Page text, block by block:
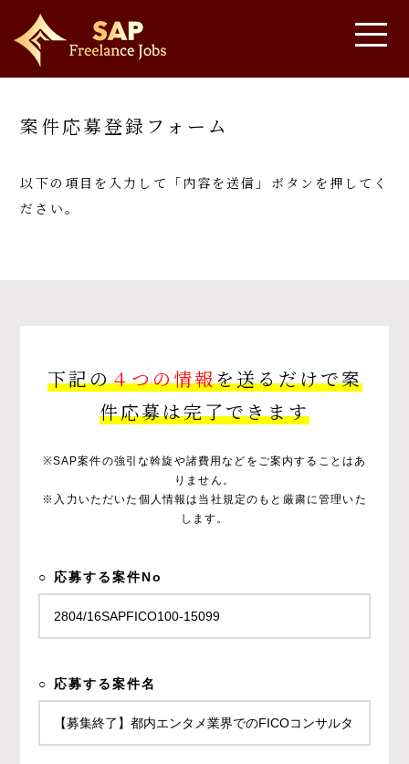
案件応募登録フォーム
以下の項目を入力して「内容を送信」ボタンを押してく
ださい。
下記の４つの情報を送るだけで案
件応募は完了できます
※SAP案件の強引な斡旋や諸費用などをご案内することはあ
りません。
※入力いただいた個人情報は当社規定のもと厳粛に管理いた
します。
○ 応募する案件No
○ 応募する案件名